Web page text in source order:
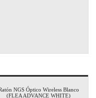
NGS Óptico Wireless Blanco
(FLEA ADVANCE WHITE)